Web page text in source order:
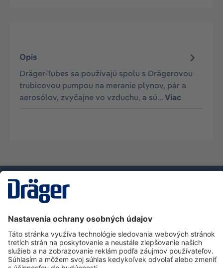
Opis
Dräger-Tubes sa používajú spolu s Drägerovou
trubicovou pumpou na meranie plynov, pár a
aerosólov, zvyčajne vo vzduchu, a sú…Viac
Zákaznícka infolinka
O spoločnosti Dräger